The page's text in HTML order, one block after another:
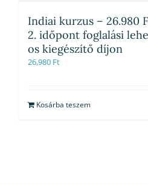
Indiai kurzus – 26.980
2. időpont foglalási
os kiegészítő díjon
26,980 Ft
Kosárba teszem